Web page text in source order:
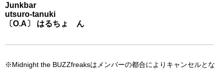
Junkbar
utsuro-tanuki
〔O.A〕 はるちょ ん
※Midnight the BUZZfreaksはメンバーの都合によりキャンセルとな